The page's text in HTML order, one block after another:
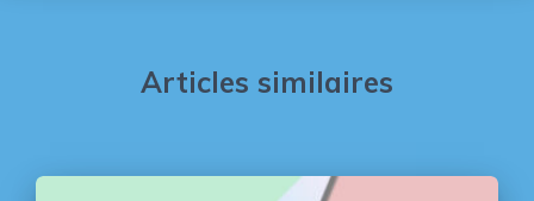
Articles similaires